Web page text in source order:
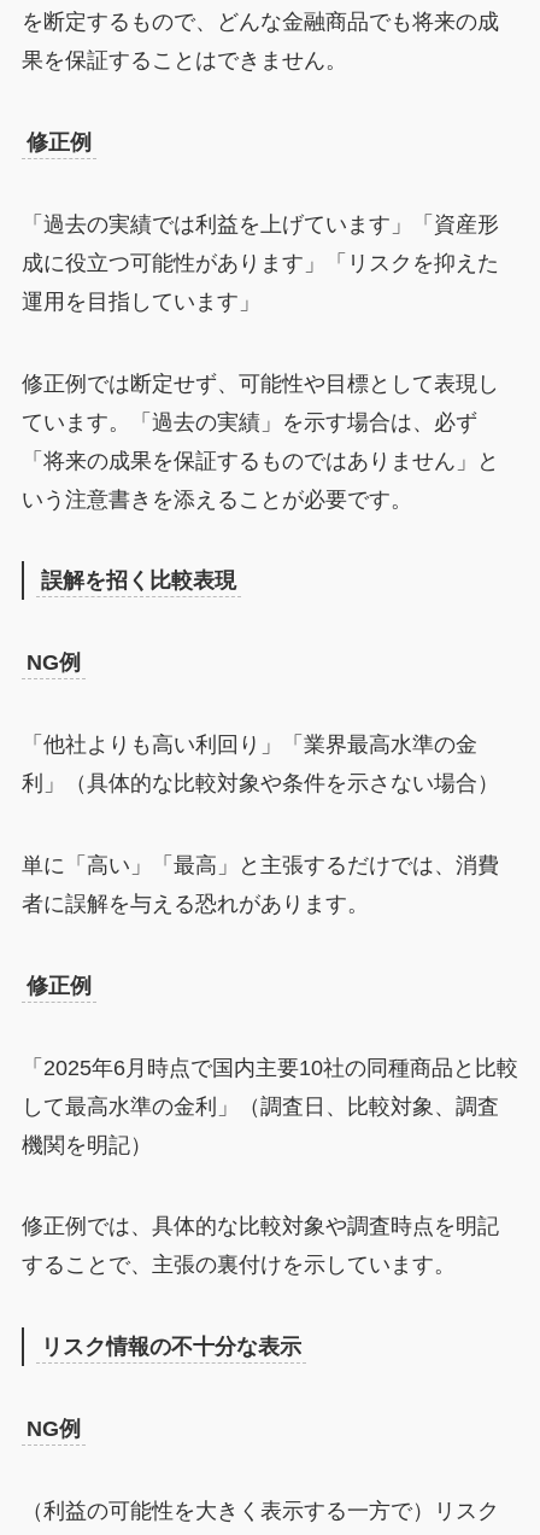
を断定するもので、どんな金融商品でも将来の成
果を保証することはできません。
修正例
「過去の実績では利益を上げています」「資産形
成に役立つ可能性があります」「リスクを抑えた
運用を目指しています」
修正例では断定せず、可能性や目標として表現し
ています。「過去の実績」を示す場合は、必ず
「将来の成果を保証するものではありません」と
いう注意書きを添えることが必要です。
誤解を招く比較表現
NG例
「他社よりも高い利回り」「業界最高水準の金
利」（具体的な比較対象や条件を示さない場合）
単に「高い」「最高」と主張するだけでは、消費
者に誤解を与える恐れがあります。
修正例
「2025年6月時点で国内主要10社の同種商品と比較
して最高水準の金利」（調査日、比較対象、調査
機関を明記）
修正例では、具体的な比較対象や調査時点を明記
することで、主張の裏付けを示しています。
リスク情報の不十分な表示
NG例
（利益の可能性を大きく表示する一方で）リスク